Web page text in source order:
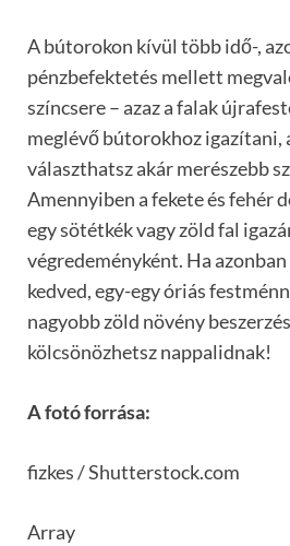
A bútorokon kívül több idő-,
pénzbefektetés mellett
színcsere – azaz a falak
meglévő bútorokhoz igazítani,
választhatsz akár merészebb
Amennyiben a fekete és fehér
egy sötétkék vagy zöld fal
végredeményként. Ha
kedved, egy-egy óriás
nagyobb zöld növény
kölcsönözhetsz nappalidnak!
A fotó forrása:
fizkes / Shutterstock.com
Array